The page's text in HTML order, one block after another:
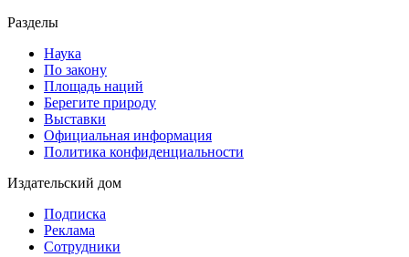
Разделы
Наука
По закону
Площадь наций
Берегите природу
Выставки
Официальная информация
Политика конфиденциальности
Издательский дом
Подписка
Реклама
Сотрудники